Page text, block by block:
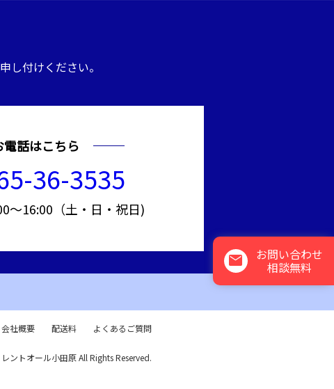
し付けください。
電話はこちら
36-3535
～16:00（土・日・祝日)
mail お問い合わせ
相談無料
会社概要 配送料 よくあるご質問
ントオール小田原 All Rights Reserved.